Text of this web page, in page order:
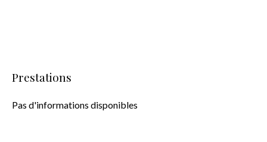
Prestations
Pas d'informations disponibles